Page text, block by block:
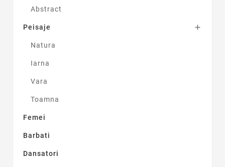
Abstract
Peisaje 
Natura
Iarna
Vara
Toamna
Femei
Barbati
Dansatori